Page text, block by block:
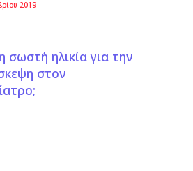
2019
σωστή ηλικία για την
στον